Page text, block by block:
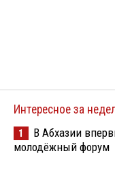
Интересное за
1
В Абхазии
молодёжный форум